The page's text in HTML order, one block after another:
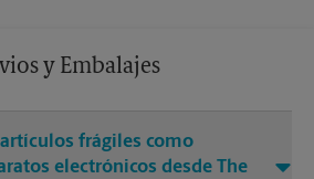
y Embalajes
frágiles como
electrónicos desde The